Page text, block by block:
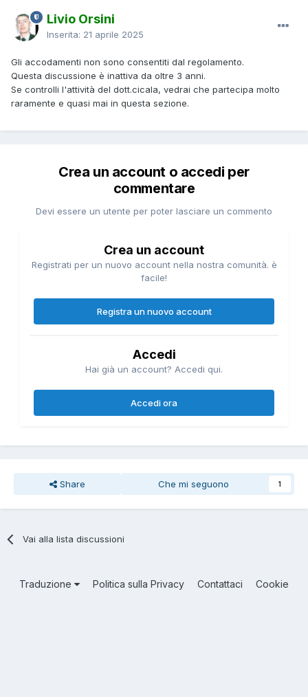
Livio Orsini
Inserita: 21 aprile 2025
Gli accodamenti non sono consentiti dal regolamento.
Questa discussione è inattiva da oltre 3 anni.
Se controlli l'attività del dott.cicala, vedrai che partecipa molto
raramente e quasi mai in questa sezione.
Crea un account o accedi per
commentare
Devi essere un utente per poter lasciare un commento
Crea un account
Registrati per un nuovo account nella nostra comunità. è
facile!
Registra un nuovo account
Accedi
Hai già un account? Accedi qui.
Accedi ora
Share Che mi seguono 1
Vai alla lista discussioni
Traduzione Politica sulla Privacy Contattaci Cookie